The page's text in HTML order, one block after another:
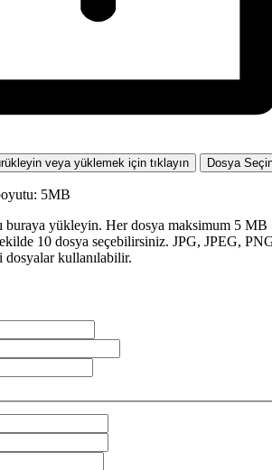
veya yüklemek için tıklayın Dosya
5MB
buraya yükleyin. Her dosya maksimum 5 MB
10 dosya seçebilirsiniz. JPG, JPEG,
dosyalar kullanılabilir.